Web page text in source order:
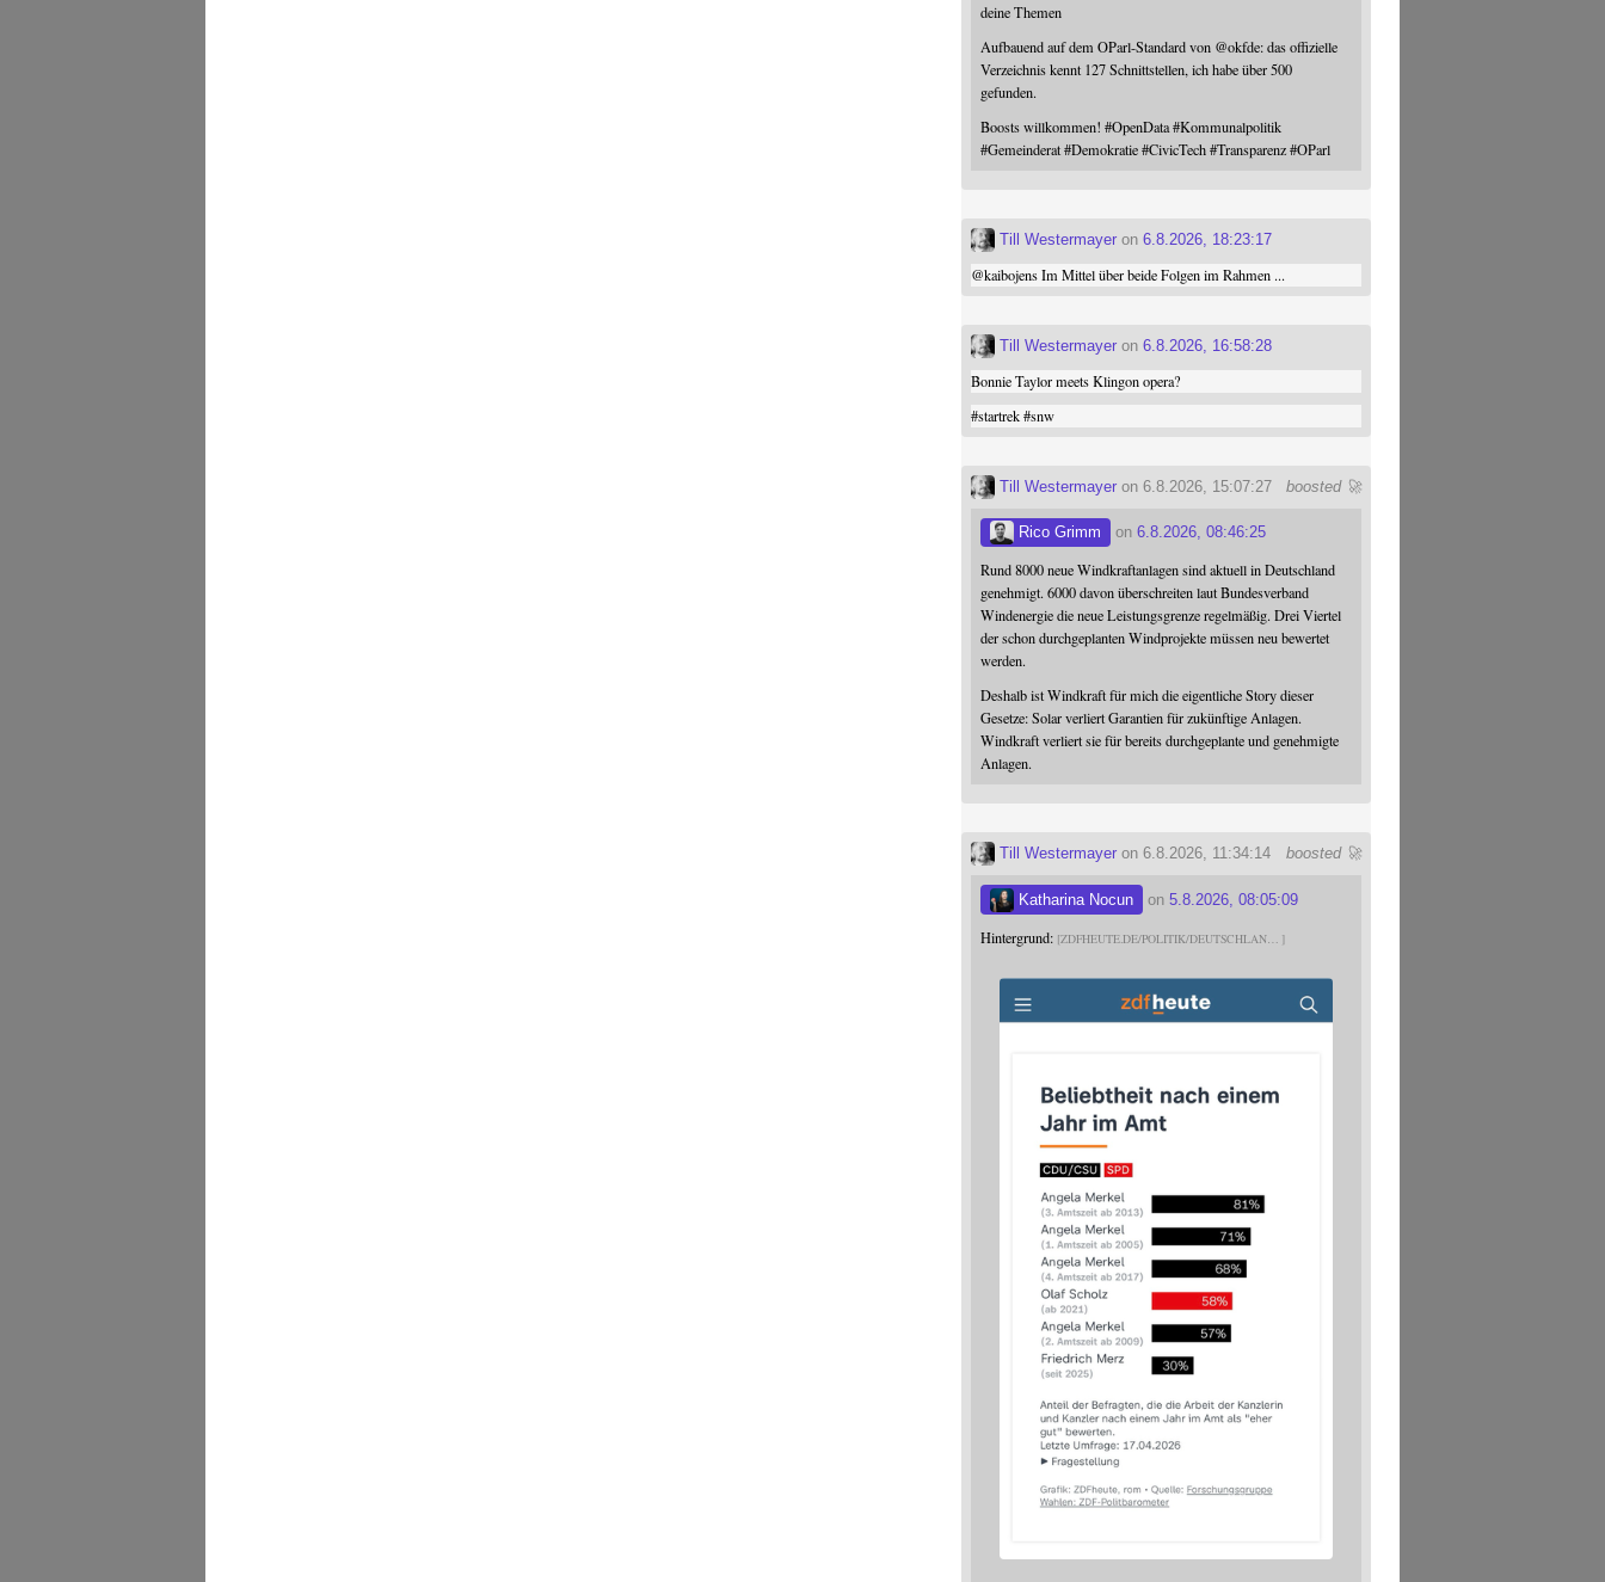
deine Themen
Aufbauend auf dem OParl-Standard von @okfde: das offizielle
Verzeichnis kennt 127 Schnittstellen, ich habe über 500
gefunden.
Boosts willkommen!#OpenData #Kommunalpolitik
#Gemeinderat #Demokratie #CivicTech #Transparenz #OParl
Till Westermayer on6.8.2026, 18:23:17
@kaibojensIm Mittel über beide Folgen im Rahmen ...
Till Westermayer on6.8.2026, 16:58:28
Bonnie Taylor meets Klingon opera?
#startrek #snw
boosted 🚀
Till Westermayer on 6.8.2026, 15:07:27
Rico Grimm on6.8.2026, 08:46:25
Rund 8000 neue Windkraftanlagen sind aktuell in Deutschland
genehmigt. 6000 davon überschreiten laut Bundesverband
Windenergie die neue Leistungsgrenze regelmäßig. Drei Viertel
der schon durchgeplanten Windprojekte müssen neu bewertet
werden.
Deshalb ist Windkraft für mich die eigentliche Story dieser
Gesetze: Solar verliert Garantien für zukünftige Anlagen.
Windkraft verliert sie für bereits durchgeplante und genehmigte
Anlagen.
boosted 🚀
Till Westermayer on 6.8.2026, 11:34:14
Katharina Nocun on5.8.2026, 08:05:09
Hintergrund: ZDFHEUTE.DE/POLITIK/DEUTSCHLAN